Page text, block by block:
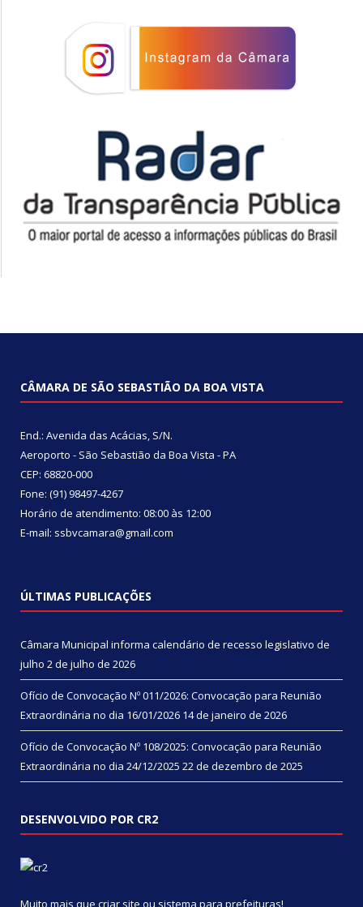
CÂMARA DE SÃO SEBASTIÃO DA BOA VISTA
End.: Avenida das Acácias, S/N.
Aeroporto - São Sebastião da Boa Vista - PA
CEP: 68820-000
Fone: (91) 98497-4267
Horário de atendimento: 08:00 às 12:00
E-mail: ssbvcamara@gmail.com
ÚLTIMAS PUBLICAÇÕES
Câmara Municipal informa calendário de recesso legislativo de
julho 2 de julho de 2026
Ofício de Convocação Nº 011/2026: Convocação para Reunião
Extraordinária no dia 16/01/2026 14 de janeiro de 2026
Ofício de Convocação Nº 108/2025: Convocação para Reunião
Extraordinária no dia 24/12/2025 22 de dezembro de 2025
DESENVOLVIDO POR CR2
Muito mais que criar site ou sistema para prefeituras!